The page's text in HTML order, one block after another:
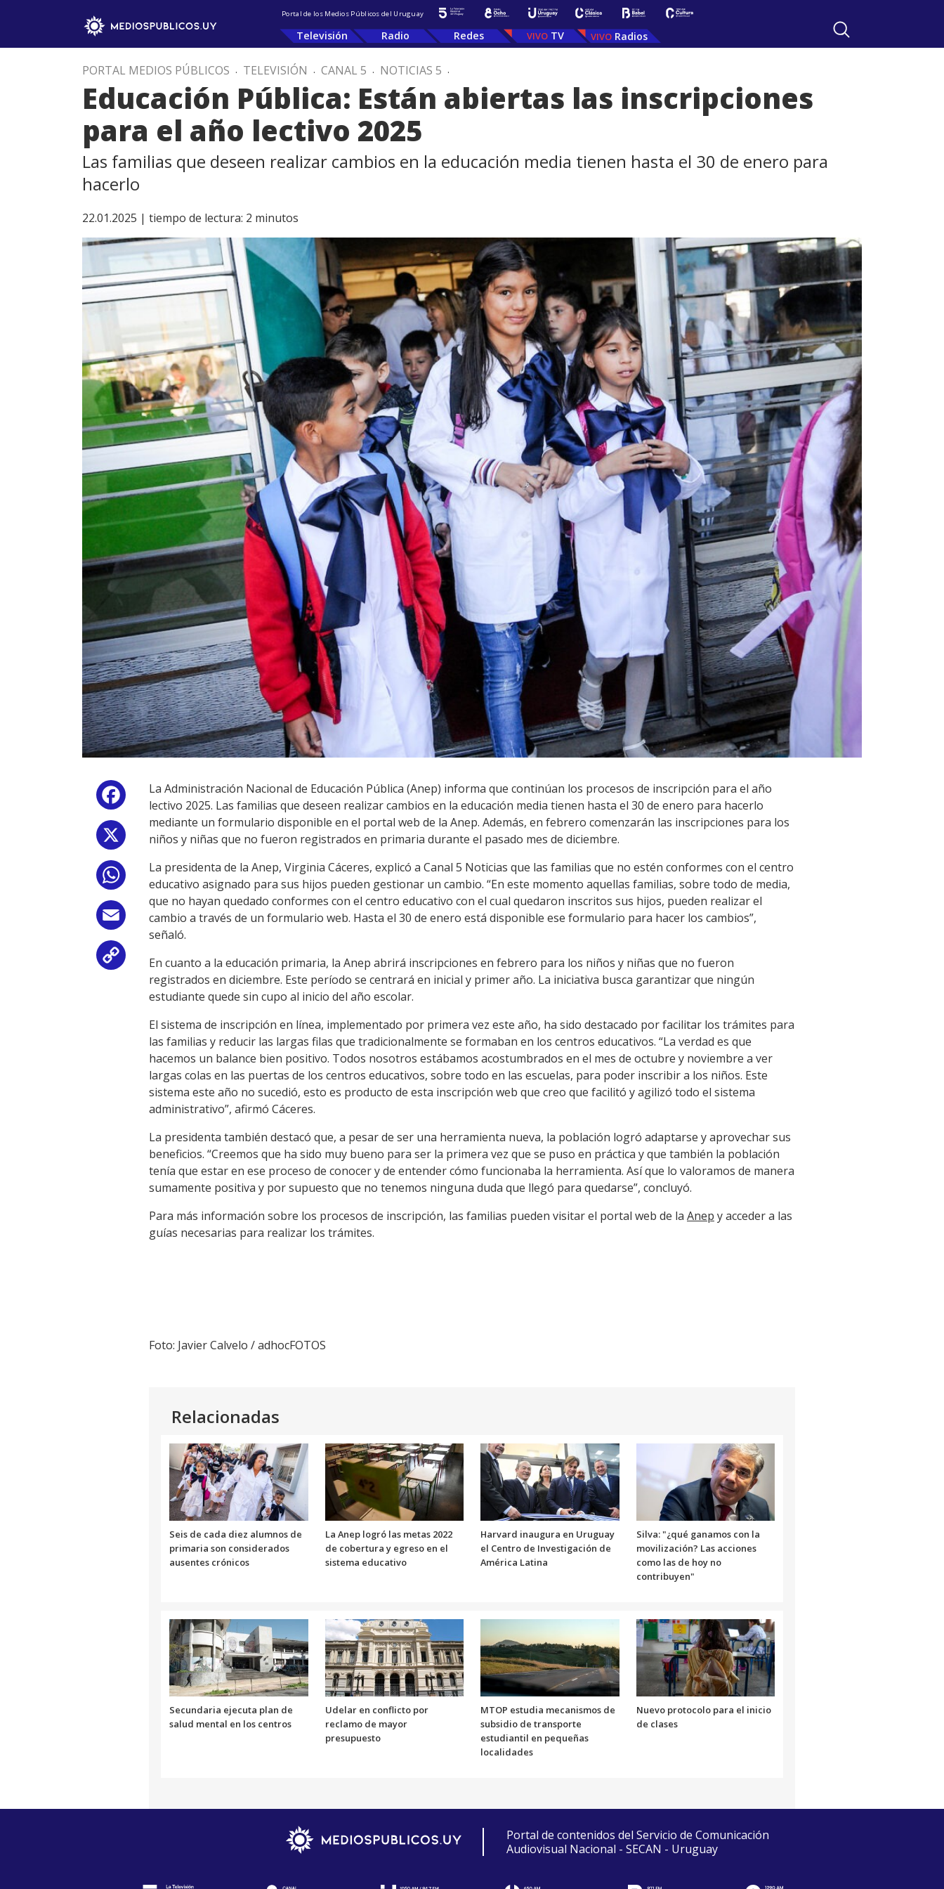
Portal de los Medios Públicos del Uruguay
Televisión Radio Redes TV Radios
PORTAL MEDIOS PÚBLICOS . TELEVISIÓN . CANAL 5 . NOTICIAS 5 .
Educación Pública: Están abiertas las inscripciones
para el año lectivo 2025
Las familias que deseen realizar cambios en la educación media tienen hasta el 30 de enero para
hacerlo
22.01.2025 | tiempo de lectura: 2 minutos
Facebook
WhatsApp
Email
Copy
Link
La Administración Nacional de Educación Pública (Anep) informa que continúan los procesos de inscripción para el año
lectivo 2025. Las familias que deseen realizar cambios en la educación media tienen hasta el 30 de enero para hacerlo
mediante un formulario disponible en el portal web de la Anep. Además, en febrero comenzarán las inscripciones para los
niños y niñas que no fueron registrados en primaria durante el pasado mes de diciembre.
La presidenta de la Anep, Virginia Cáceres, explicó a Canal 5 Noticias que las familias que no estén conformes con el centro
educativo asignado para sus hijos pueden gestionar un cambio. “En este momento aquellas familias, sobre todo de media,
que no hayan quedado conformes con el centro educativo con el cual quedaron inscritos sus hijos, pueden realizar el
cambio a través de un formulario web. Hasta el 30 de enero está disponible ese formulario para hacer los cambios”,
señaló.
En cuanto a la educación primaria, la Anep abrirá inscripciones en febrero para los niños y niñas que no fueron
registrados en diciembre. Este período se centrará en inicial y primer año. La iniciativa busca garantizar que ningún
estudiante quede sin cupo al inicio del año escolar.
El sistema de inscripción en línea, implementado por primera vez este año, ha sido destacado por facilitar los trámites para
las familias y reducir las largas filas que tradicionalmente se formaban en los centros educativos. “La verdad es que
hacemos un balance bien positivo. Todos nosotros estábamos acostumbrados en el mes de octubre y noviembre a ver
largas colas en las puertas de los centros educativos, sobre todo en las escuelas, para poder inscribir a los niños. Este
sistema este año no sucedió, esto es producto de esta inscripción web que creo que facilitó y agilizó todo el sistema
administrativo”, afirmó Cáceres.
La presidenta también destacó que, a pesar de ser una herramienta nueva, la población logró adaptarse y aprovechar sus
beneficios. “Creemos que ha sido muy bueno para ser la primera vez que se puso en práctica y que también la población
tenía que estar en ese proceso de conocer y de entender cómo funcionaba la herramienta. Así que lo valoramos de manera
sumamente positiva y por supuesto que no tenemos ninguna duda que llegó para quedarse”, concluyó.
Para más información sobre los procesos de inscripción, las familias pueden visitar el portal web de la Anep y acceder a las
guías necesarias para realizar los trámites.
Foto: Javier Calvelo / adhocFOTOS
Relacionadas
Seis de cada diez alumnos de
primaria son considerados
ausentes crónicos
La Anep logró las metas 2022
de cobertura y egreso en el
sistema educativo
Harvard inaugura en Uruguay
el Centro de Investigación de
América Latina
Silva: "¿qué ganamos con la
movilización? Las acciones
como las de hoy no
contribuyen"
Secundaria ejecuta plan de
salud mental en los centros
Udelar en conflicto por
reclamo de mayor
presupuesto
MTOP estudia mecanismos de
subsidio de transporte
estudiantil en pequeñas
localidades
Nuevo protocolo para el inicio
de clases
Portal de contenidos del Servicio de Comunicación
Audiovisual Nacional - SECAN - Uruguay